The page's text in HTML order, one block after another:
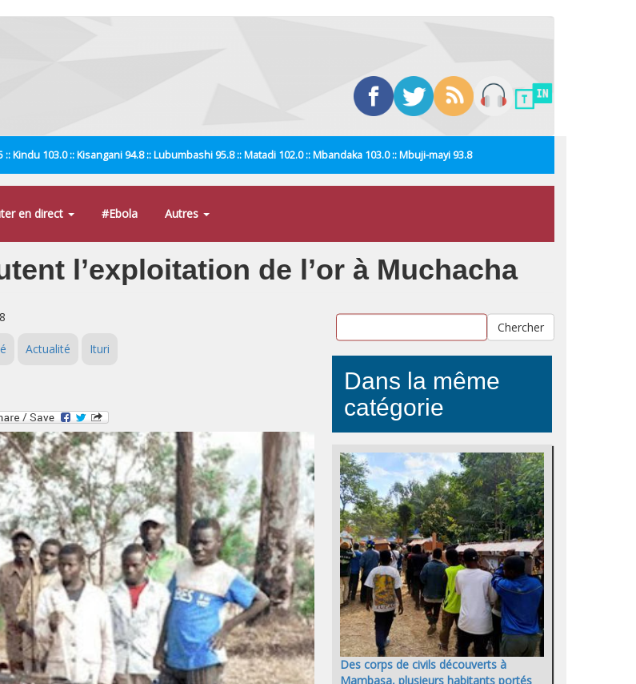
Kindu 103.0 :: Kisangani 94.8 :: Lubumbashi 95.8 :: Matadi 102.0 :: Mbandaka 103.0 :: Mbuji-mayi 93.8
en direct #Ebola Autres
l’exploitation de l’or à Muchacha
Actualité Ituri
Chercher
Dans la même
catégorie
Des corps de civils découverts à
Mambasa, plusieurs habitants portés